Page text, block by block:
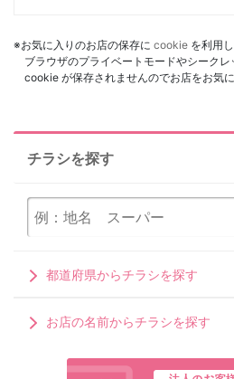
※お気に入りのお店の保存に cookie を利用
ブラウザのプライベートモードやシーク
cookie が保存されませんのでお店をお気
チラシを探す
都道府県からチラシを探す
お店の名前からチラシを探す